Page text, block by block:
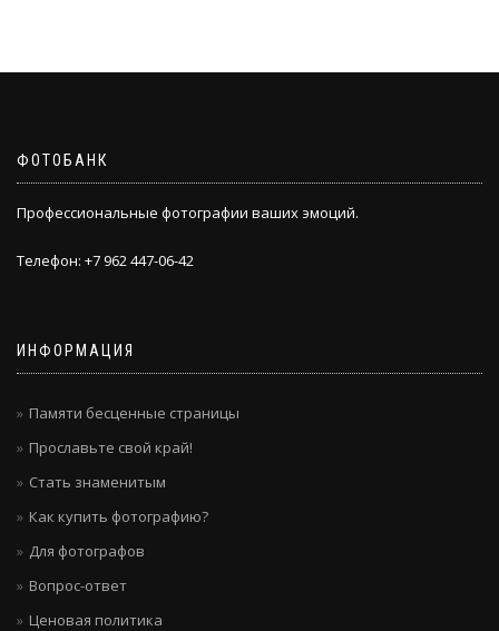
ФОТОБАНК
Профессиональные фотографии ваших эмоций.
Телефон: +7 962 447-06-42
ИНФОРМАЦИЯ
Памяти бесценные страницы
Прославьте свой край!
Стать знаменитым
Как купить фотографию?
Для фотографов
Вопрос-ответ
Ценовая политика